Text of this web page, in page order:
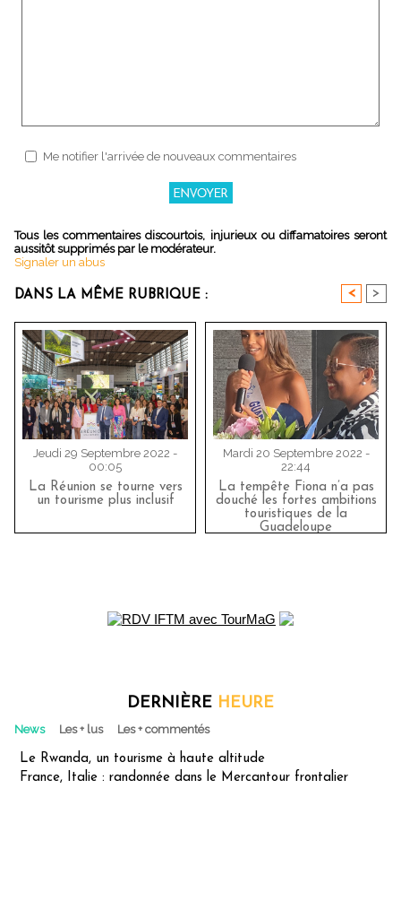
Me notifier l'arrivée de nouveaux commentaires
Tous les commentaires discourtois, injurieux ou diffamatoires seront
aussitôt supprimés par le modérateur.
Signaler un abus
DANS LA MÊME RUBRIQUE : < >
Jeudi 29 Septembre 2022 -
00:05
La Réunion se tourne vers
un tourisme plus inclusif
Mardi 20 Septembre 2022 -
22:44
La tempête Fiona n’a pas
douché les fortes ambitions
touristiques de la
Guadeloupe
DERNIÈRE HEURE
News Les + lus Les + commentés
Le Rwanda, un tourisme à haute altitude
France, Italie : randonnée dans le Mercantour frontalier